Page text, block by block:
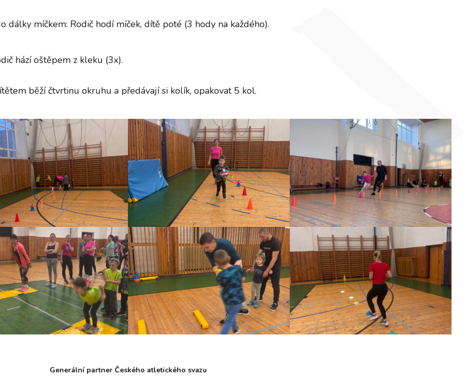
dálky míčkem: Rodič hodí míček, dítě poté (3 hody na každého).
hází oštěpem z kleku (3x).
běží čtvrtinu okruhu a předávají si kolík, opakovat 5 kol.
Generální partner Českého atletického svazu